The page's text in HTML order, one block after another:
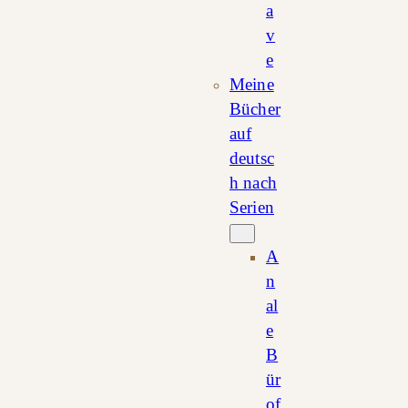
a
v
e
Meine
Bücher
auf
deutsc
h nach
Serien
A
n
al
e
B
ür
of